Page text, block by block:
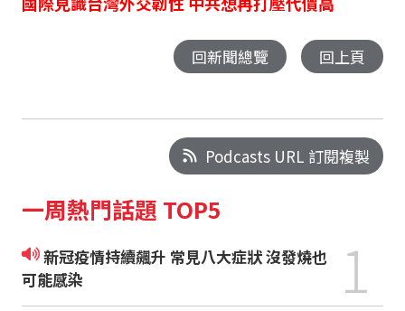
回新聞總覽 回上頁
Podcasts URL 訂閱複製
一周熱門話題 TOP5
新冠疫情持續飆升 常見八大症狀 沒發燒也
可能感染
1